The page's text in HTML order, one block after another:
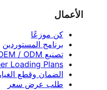
الأعمال
كن موزعًا
برنامج المستوردين
تصنيع OEM / ODM
Loading Plans
الضمان وقطع الغيار
طلب عرض سعر